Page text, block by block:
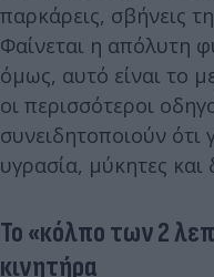
παρκάρεις, σβήνεις
Φαίνεται η απόλυτη
όμως, αυτό είναι το
οι περισσότεροι
συνειδητοποιούν ότι
υγρασία, μύκητες
Το «κόλπο των 2
κινητήρα